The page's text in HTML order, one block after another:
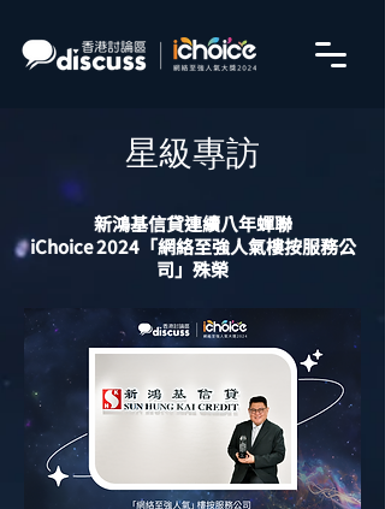
星級專訪
新鴻基信貸連續八年蟬聯
iChoice 2024「網絡至強人氣樓按服務公
司」殊榮